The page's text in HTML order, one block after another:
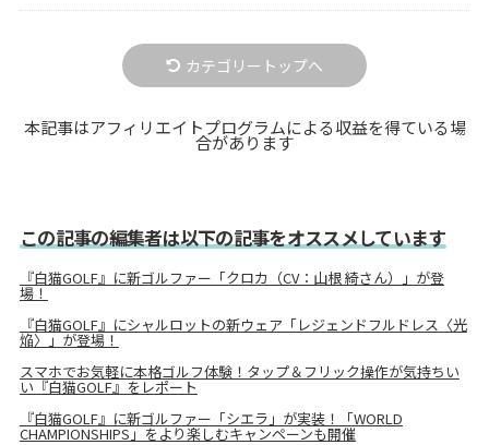
カテゴリートップへ
本記事はアフィリエイトプログラムによる収益を得ている場
合があります
この記事の編集者は以下の記事をオススメしています
『白猫GOLF』に新ゴルファー「クロカ（CV：山根 綺さん）」が登
場！
『白猫GOLF』にシャルロットの新ウェア「レジェンドフルドレス〈光
焔〉」が登場！
スマホでお気軽に本格ゴルフ体験！タップ＆フリック操作が気持ちい
い『白猫GOLF』をレポート
『白猫GOLF』に新ゴルファー「シエラ」が実装！「WORLD
CHAMPIONSHIPS」をより楽しむキャンペーンも開催